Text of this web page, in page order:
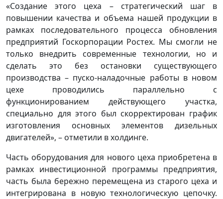
«Создание этого цеха – стратегический шаг в
повышении качества и объема нашей продукции в
рамках последовательного процесса обновления
предприятий Госкорпорации Ростех. Мы смогли не
только внедрить современные технологии, но и
сделать это без остановки существующего
производства – пуско-наладочные работы в новом
цехе проводились параллельно с
функционированием действующего участка,
специально для этого был скорректирован график
изготовления основных элементов дизельных
двигателей», – отметили в холдинге.
Часть оборудования для нового цеха приобретена в
рамках инвестиционной программы предприятия,
часть была бережно перемещена из старого цеха и
интегрирована в новую технологическую цепочку.